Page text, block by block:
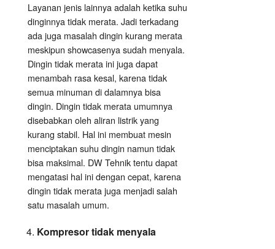
Layanan jenis lainnya adalah ketika suhu
dinginnya tidak merata. Jadi terkadang
ada juga masalah dingin kurang merata
meskipun showcasenya sudah menyala.
Dingin tidak merata ini juga dapat
menambah rasa kesal, karena tidak
semua minuman di dalamnya bisa
dingin. Dingin tidak merata umumnya
disebabkan oleh aliran listrik yang
kurang stabil. Hal ini membuat mesin
menciptakan suhu dingin namun tidak
bisa maksimal. DW Tehnik tentu dapat
mengatasi hal ini dengan cepat, karena
dingin tidak merata juga menjadi salah
satu masalah umum.
Kompresor tidak menyala